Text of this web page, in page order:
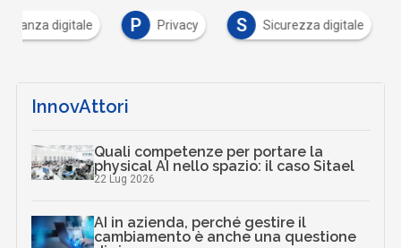
digitale P Privacy S Sicurezza digitale
InnovAttori
Quali competenze per portare la
physical AI nello spazio: il caso Sitael
22 Lug 2026
AI in azienda, perché gestire il
cambiamento è anche una questione